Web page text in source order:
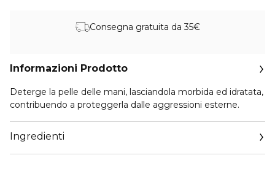
Consegna gratuita da 35€
Informazioni Prodotto
Deterge la pelle delle mani, lasciandola morbida ed idratata,
contribuendo a proteggerla dalle aggressioni esterne.
Ingredienti